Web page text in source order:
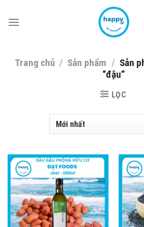
Trang chủ / Sản phẩm / Sản
“đậu”
LỌC